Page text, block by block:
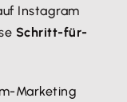
Instagram
Schritt-für-
Marketing